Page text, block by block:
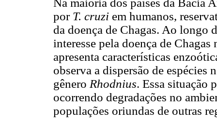
por T. cruzi em humanos,
da doença de Chagas. Ao longo
interesse pela doença de
apresenta características
observa a dispersão de espécies
gênero Rhodnius. Essa situação
ocorrendo degradações no
populações oriundas de outras